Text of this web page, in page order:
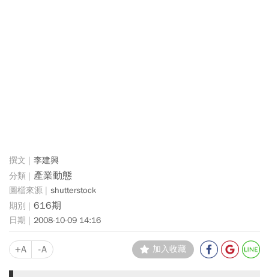
李建興
產業動態
shutterstock
616期
2008-10-09 14:16
+A -A 加入收藏